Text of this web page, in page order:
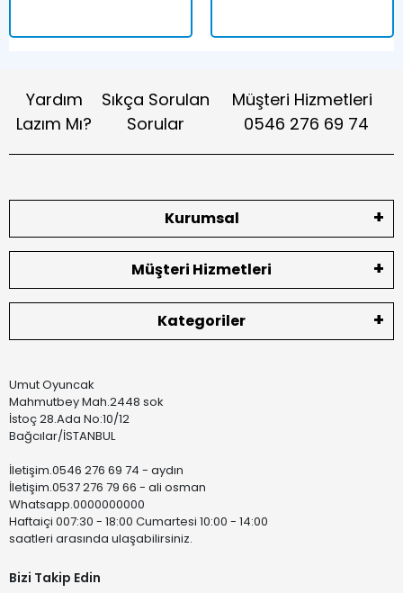
Yardım
Lazım Mı?
Sıkça Sorulan
Sorular
Müşteri Hizmetleri
0546 276 69 74
Kurumsal
Müşteri Hizmetleri
Kategoriler
Umut Oyuncak
Mahmutbey Mah.2448 sok
İstoç 28.Ada No:10/12
Bağcılar/İSTANBUL
İletişim.0546 276 69 74 - aydın
İletişim.0537 276 79 66 - ali osman
Whatsapp.0000000000
Haftaiçi 007:30 - 18:00 Cumartesi 10:00 - 14:00
saatleri arasında ulaşabilirsiniz.
Bizi Takip Edin